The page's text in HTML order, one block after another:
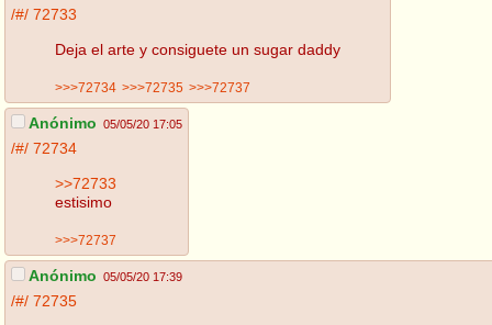
/#/ 72733
Deja el arte y consiguete un sugar daddy
>>>72734 >>>72735 >>>72737
Anónimo 05/05/20 17:05
/#/ 72734
>>72733
estisimo
>>>72737
Anónimo 05/05/20 17:39
/#/ 72735